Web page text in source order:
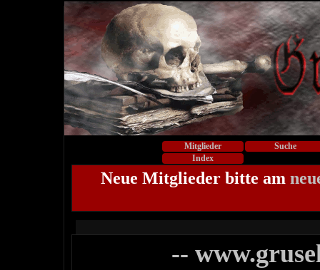
Mitglieder
Suche
Index
Neue Mitglieder bitte am
--